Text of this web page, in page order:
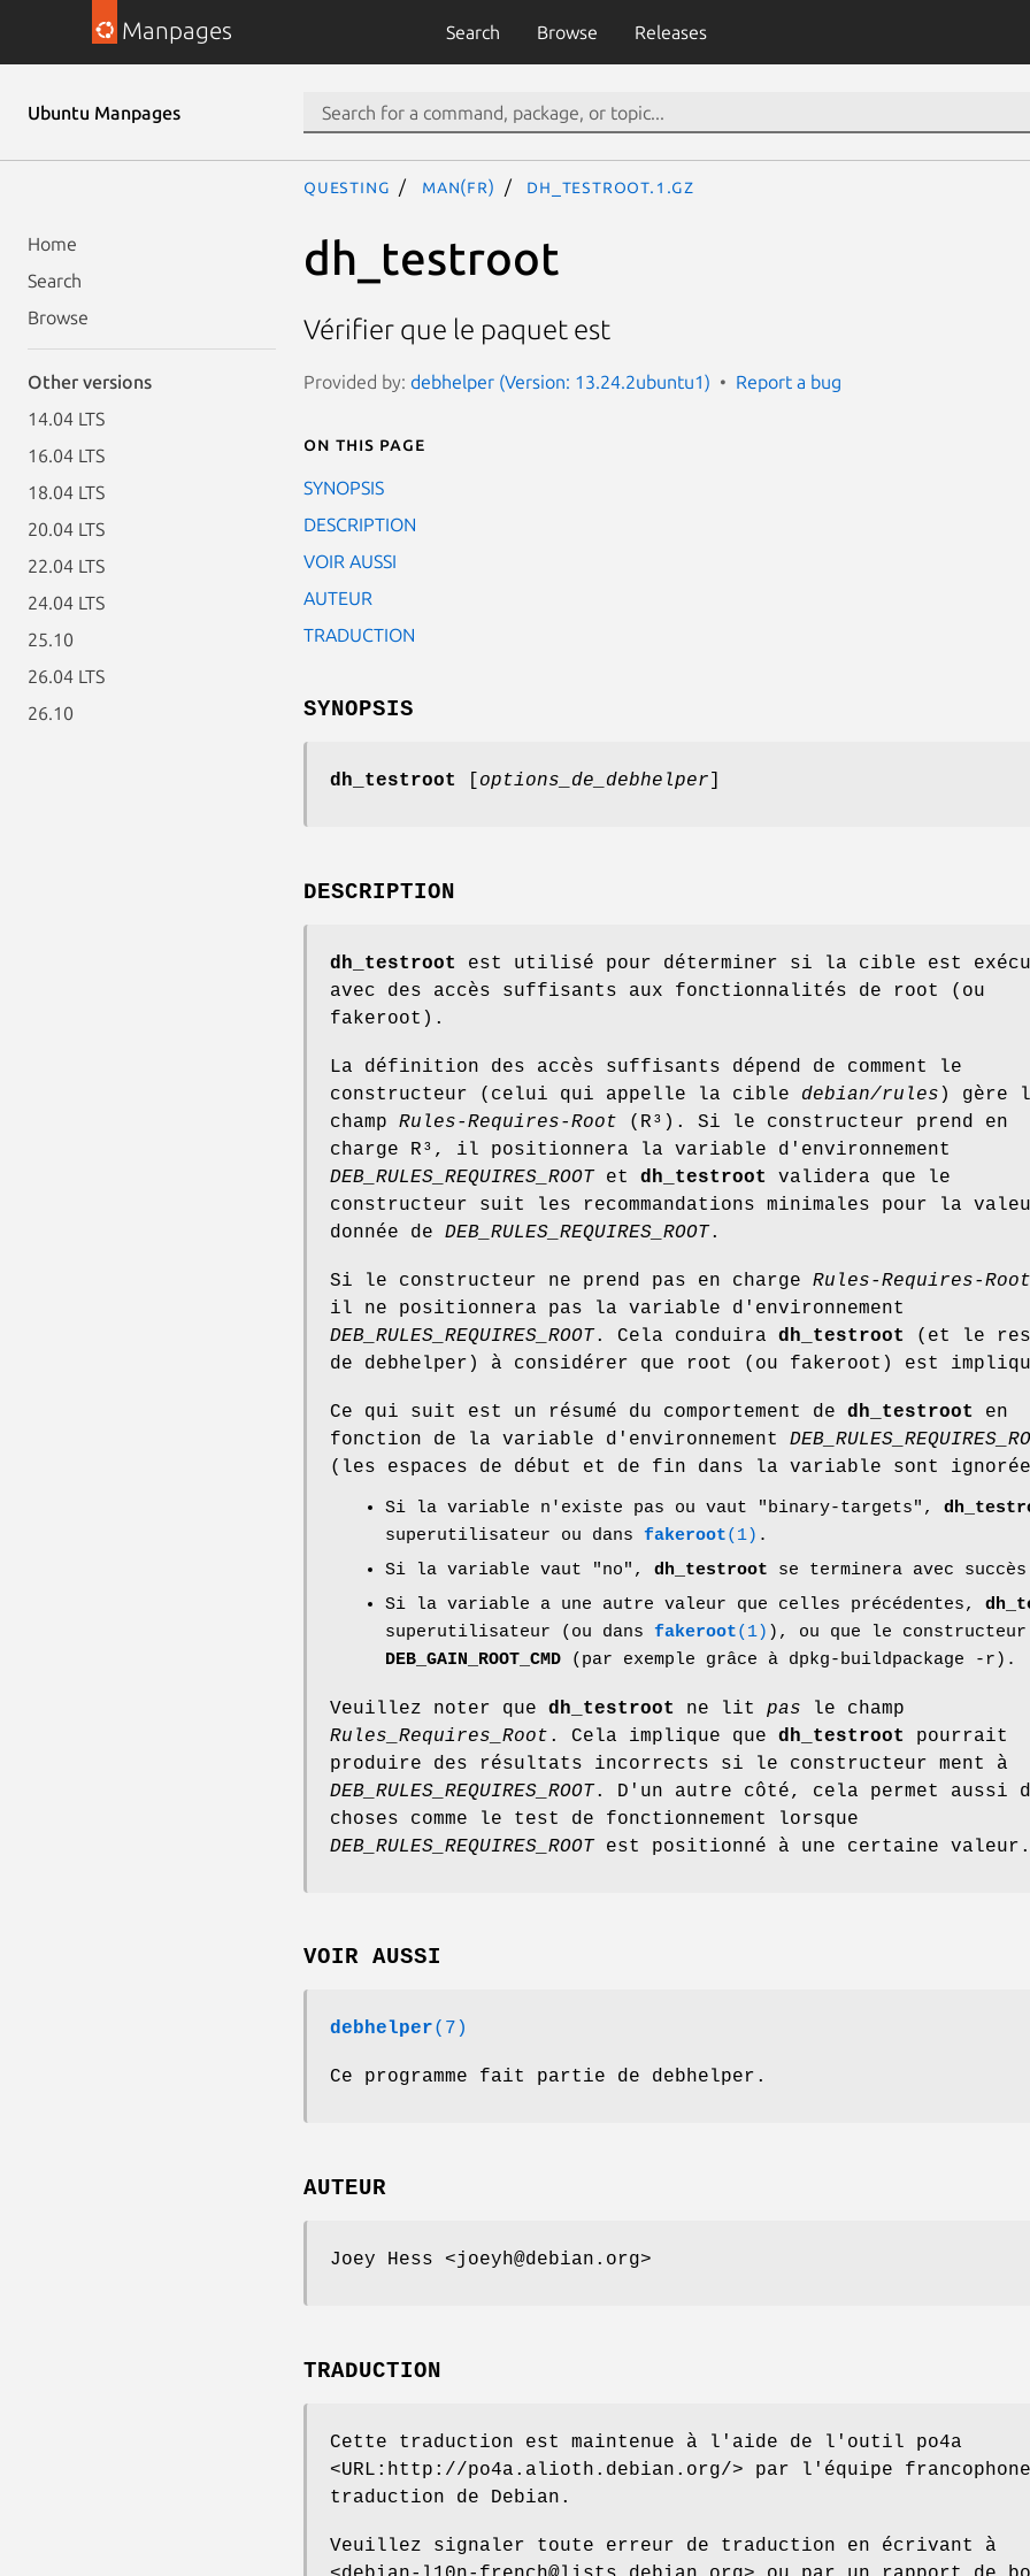
Manpages Search Browse Releases
Ubuntu Manpages
Home
Search
Browse
Other versions
14.04 LTS
16.04 LTS
18.04 LTS
20.04 LTS
22.04 LTS
24.04 LTS
25.10
26.04 LTS
26.10
questing man(fr) dh_testroot.1.gz
dh_testroot
Vérifier que le paquet est
Provided by: debhelper (Version: 13.24.2ubuntu1) Report a bug
On this page
SYNOPSIS
DESCRIPTION
VOIR AUSSI
AUTEUR
TRADUCTION
SYNOPSIS
dh_testroot options_de_debhelper
DESCRIPTION
dh_testroot
est utilisé pour déterminer si la cible est
avec des accès suffisants aux fonctionnalités de root (ou
fakeroot).
La définition des accès suffisants dépend de comment le
constructeur (celui qui appelle la cible debian/rules ) gère
champ Rules-Requires-Root (R³). Si le constructeur prend en
charge R³, il positionnera la variable d'environnement
DEB_RULES_REQUIRES_ROOTet dh_testroot
validera que le
constructeur suit les recommandations minimales pour la
donnée de DEB_RULES_REQUIRES_ROOT.
Si le constructeur ne prend pas en charge Rules-Requires-Root
il ne positionnera pas la variable d'environnement
DEB_RULES_REQUIRES_ROOT. Cela conduira dh_testroot
(et le
de debhelper) à considérer que root (ou fakeroot) est
Ce qui suit est un résumé du comportement de dh_testroot
en
fonction de la variable d'environnement
(les espaces de début et de fin dans la variable sont
Si la variable n'existe pas ou vaut "binary-targets" ,
superutilisateur ou dans fakeroot(1) .
Si la variable vaut
"no" , dh_testroot se terminera avec
Si la variable a une autre valeur que celles précédentes,
superutilisateur (ou dans fakeroot(1) ), ou que le
DEB_GAIN_ROOT_CMD (par exemple grâce à dpkg-buildpackage -r).
Veuillez noter que dh_testroot ne lit pas le champ
Rules_Requires_Root . Cela implique que dh_testroot
pourrait
produire des résultats incorrects si le constructeur ment à
DEB_RULES_REQUIRES_ROOT. D'un autre côté, cela permet aussi
choses comme le test de fonctionnement lorsque
DEB_RULES_REQUIRES_ROOTest positionné à une certaine valeur.
VOIR AUSSI
debhelper(7)
Ce programme fait partie de debhelper.
AUTEUR
Joey Hess <joeyh@debian.org>
TRADUCTION
Cette traduction est maintenue à l'aide de l'outil po4a
<URL:http://po4a.alioth.debian.org/> par l'équipe
traduction de Debian.
Veuillez signaler toute erreur de traduction en écrivant à